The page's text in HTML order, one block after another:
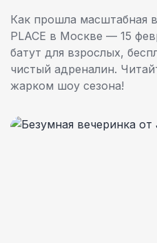
Как прошла масштабная
PLACE в Москве — 15
батут для взрослых,
чистый адреналин.
жарком шоу сезона!